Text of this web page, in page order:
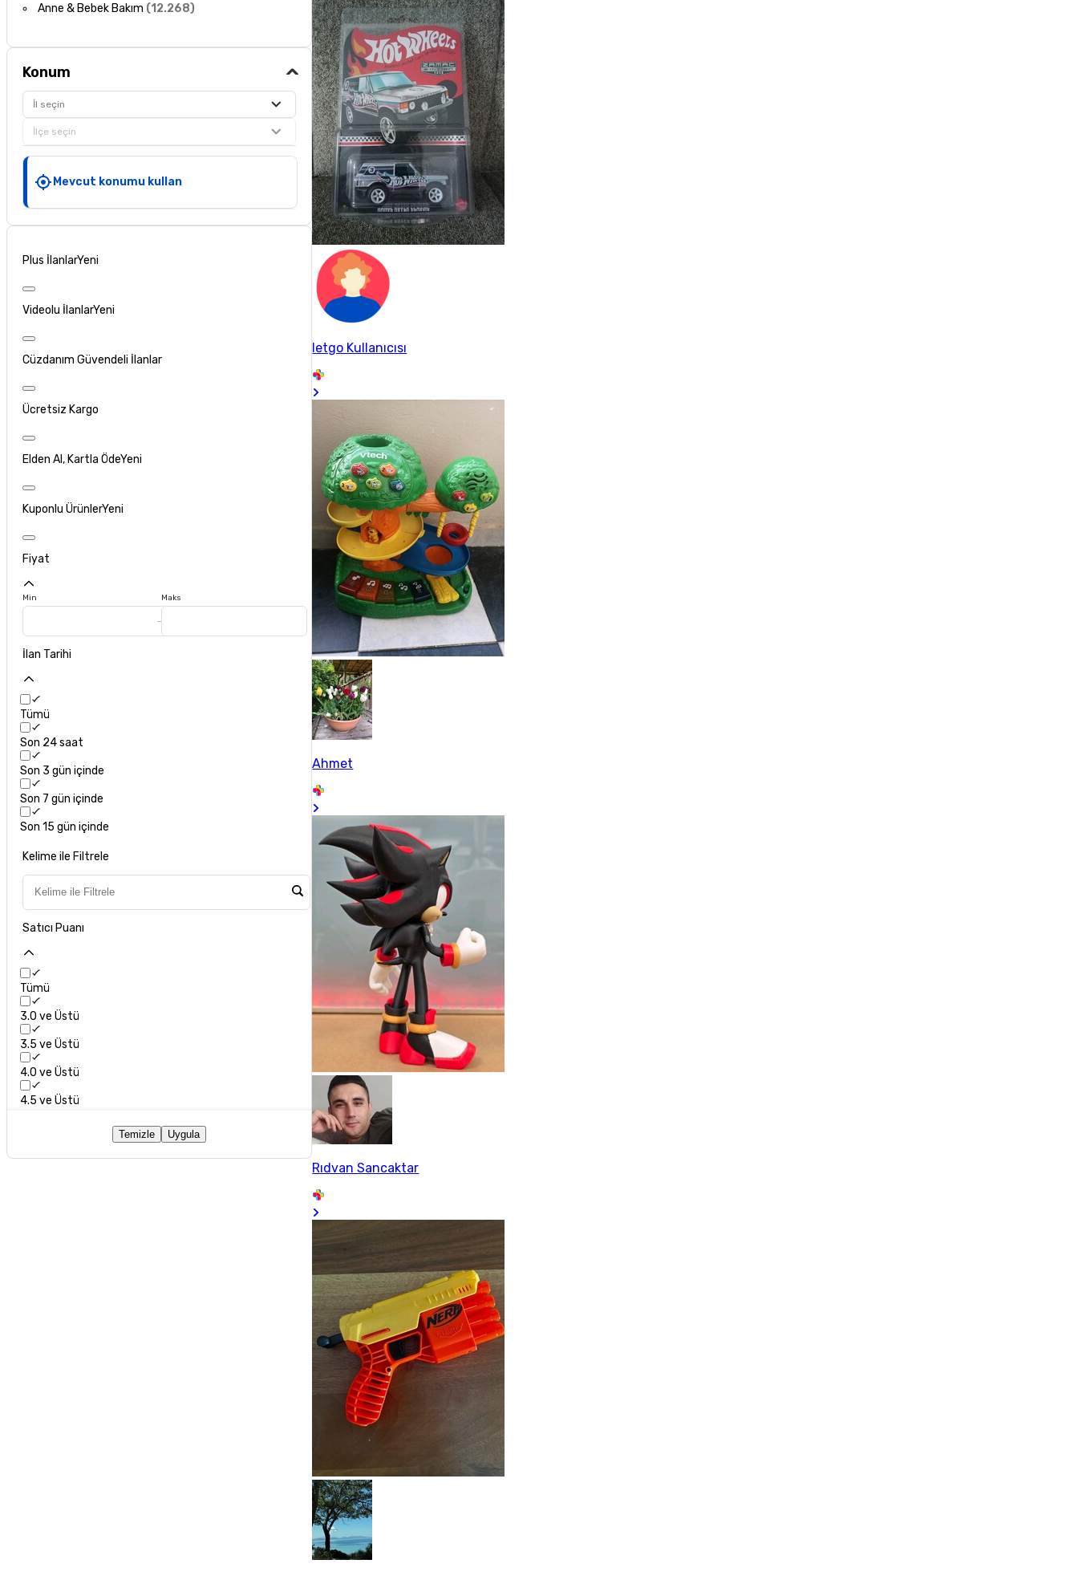
Anne & Bebek Bakım (12.268)
Konum
İl seçin
İlçe seçin
Mevcut konumu kullan
Plus İlanlarYeni
Videolu İlanlarYeni
Cüzdanım Güvendeli İlanlar
Ücretsiz Kargo
Elden Al, Kartla ÖdeYeni
Kuponlu ÜrünlerYeni
Fiyat
Min Maks
İlan Tarihi
Tümü
Son 24 saat
Son 3 gün içinde
Son 7 gün içinde
Son 15 gün içinde
Kelime ile Filtrele
Satıcı Puanı
Tümü
3.0 ve Üstü
3.5 ve Üstü
4.0 ve Üstü
4.5 ve Üstü
Temizle Uygula
letgo Kullanıcısı
Ahmet
Rıdvan Sancaktar